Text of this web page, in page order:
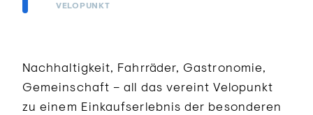
VELOPUNKT
Nachhaltigkeit, Fahrräder, Gastronomie,
Gemeinschaft – all das vereint Velopunkt
zu einem Einkaufserlebnis der besonderen